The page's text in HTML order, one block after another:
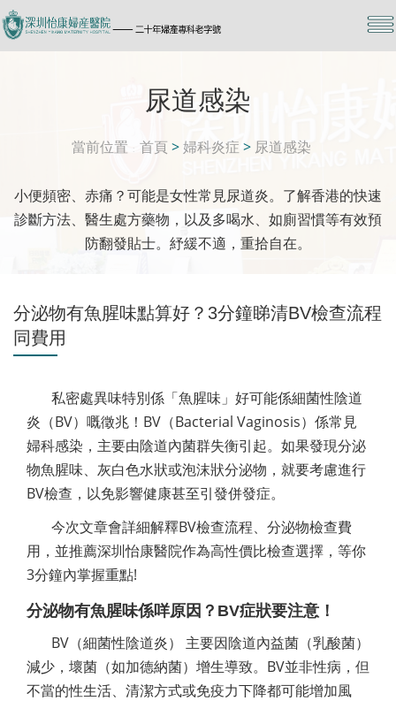
尿道感染
當前位置 首頁 >婦科炎症 > 尿道感染
小便頻密、赤痛？可能是女性常見尿道炎。了解香港的快速
診斷方法、醫生處方藥物，以及多喝水、如廁習慣等有效預
防翻發貼士。紓緩不適，重拾自在。
分泌物有魚腥味點算好？3分鐘睇清BV檢查流程
同費用
私密處異味特別係「魚腥味」好可能係細菌性陰道
炎（BV）嘅徵兆！BV（Bacterial Vaginosis）係常見
婦科感染，主要由陰道內菌群失衡引起。如果發現分泌
物魚腥味、灰白色水狀或泡沫狀分泌物，就要考慮進行
BV檢查，以免影響健康甚至引發併發症。
今次文章會詳細解釋BV檢查流程、分泌物檢查費
用，並推薦深圳怡康醫院作為高性價比檢查選擇，等你
3分鐘內掌握重點!
分泌物有魚腥味係咩原因？BV症狀要注意！
BV（細菌性陰道炎） 主要因陰道內益菌（乳酸菌）
減少，壞菌（如加德納菌）增生導致。BV並非性病，但
不當的性生活、清潔方式或免疫力下降都可能增加風